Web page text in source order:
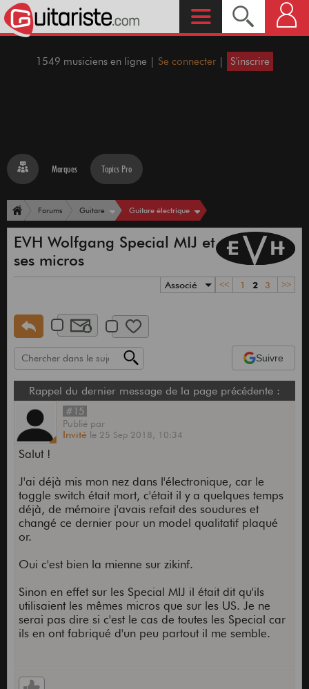
1549 musiciens en ligne | Se connecter | S'inscrire
Marques Topics Pro
Forums Guitare Guitare électrique
EVH Wolfgang Special MIJ et
ses micros
Associé << 1 2 3 >>
Suivre
Rappel du dernier message de la page précédente :
#15
Publié par
Invité le 25 Sep 2018, 10:34
Salut !
J'ai déjà mis mon nez dans l'électronique, car le
toggle switch était mort, c'était il y a quelques temps
déjà, de mémoire j'avais refait des soudures et
changé ce dernier pour un model qualitatif plaqué
or.
Oui c'est bien la mienne sur zikinf.
Sinon en effet sur les Special MIJ il était dit qu'ils
utilisaient les mêmes micros que sur les US. Je ne
serai pas dire si c'est le cas de toutes les Special car
ils en ont fabriqué d'un peu partout il me semble.